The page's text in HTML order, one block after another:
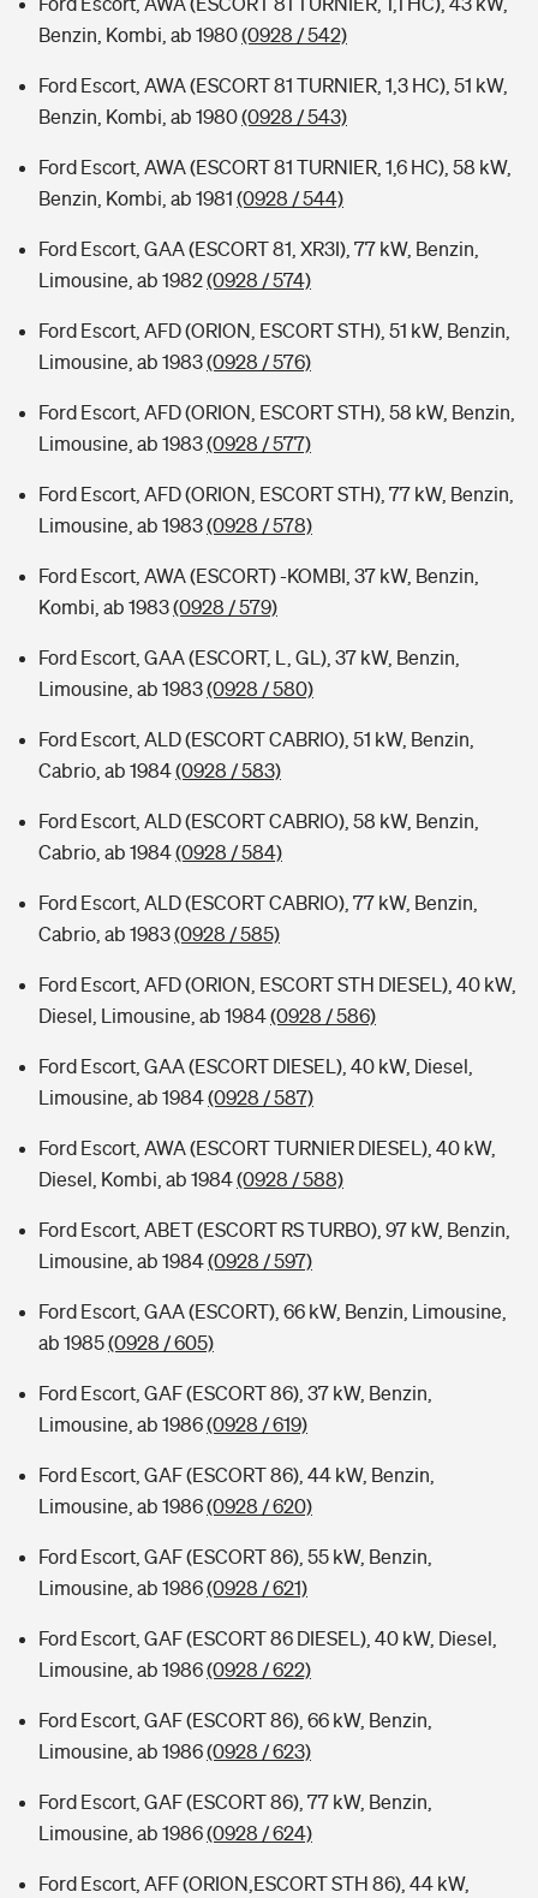
Benzin, Kombi, ab 1980(0928 / 542)
Ford Escort, AWA (ESCORT 81 TURNIER, 1,3 HC), 51 kW,
Benzin, Kombi, ab 1980(0928 / 543)
Ford Escort, AWA (ESCORT 81 TURNIER, 1,6 HC), 58 kW,
Benzin, Kombi, ab 1981 (0928 / 544)
Ford Escort, GAA (ESCORT 81, XR3I), 77 kW, Benzin,
Limousine, ab 1982(0928 / 574)
Ford Escort, AFD (ORION, ESCORT STH), 51 kW, Benzin,
Limousine, ab 1983(0928 / 576)
Ford Escort, AFD (ORION, ESCORT STH), 58 kW, Benzin,
Limousine, ab 1983(0928 / 577)
Ford Escort, AFD (ORION, ESCORT STH), 77 kW, Benzin,
Limousine, ab 1983(0928 / 578)
Ford Escort, AWA (ESCORT) -KOMBI, 37 kW, Benzin,
Kombi, ab 1983(0928 / 579)
Ford Escort, GAA (ESCORT, L, GL), 37 kW, Benzin,
Limousine, ab 1983(0928 / 580)
Ford Escort, ALD (ESCORT CABRIO), 51 kW, Benzin,
Cabrio, ab 1984(0928 / 583)
Ford Escort, ALD (ESCORT CABRIO), 58 kW, Benzin,
Cabrio, ab 1984(0928 / 584)
Ford Escort, ALD (ESCORT CABRIO), 77 kW, Benzin,
Cabrio, ab 1983(0928 / 585)
Ford Escort, AFD (ORION, ESCORT STH DIESEL), 40 kW,
Diesel, Limousine, ab 1984(0928 / 586)
Ford Escort, GAA (ESCORT DIESEL), 40 kW, Diesel,
Limousine, ab 1984(0928 / 587)
Ford Escort, AWA (ESCORT TURNIER DIESEL), 40 kW,
Diesel, Kombi, ab 1984(0928 / 588)
Ford Escort, ABET (ESCORT RS TURBO), 97 kW, Benzin,
Limousine, ab 1984(0928 / 597)
Ford Escort, GAA (ESCORT), 66 kW, Benzin, Limousine,
ab 1985(0928 / 605)
Ford Escort, GAF (ESCORT 86), 37 kW, Benzin,
Limousine, ab 1986(0928 / 619)
Ford Escort, GAF (ESCORT 86), 44 kW, Benzin,
Limousine, ab 1986(0928 / 620)
Ford Escort, GAF (ESCORT 86), 55 kW, Benzin,
Limousine, ab 1986(0928 / 621)
Ford Escort, GAF (ESCORT 86 DIESEL), 40 kW, Diesel,
Limousine, ab 1986(0928 / 622)
Ford Escort, GAF (ESCORT 86), 66 kW, Benzin,
Limousine, ab 1986(0928 / 623)
Ford Escort, GAF (ESCORT 86), 77 kW, Benzin,
Limousine, ab 1986(0928 / 624)
Ford Escort, AFF (ORION,ESCORT STH 86), 44 kW,